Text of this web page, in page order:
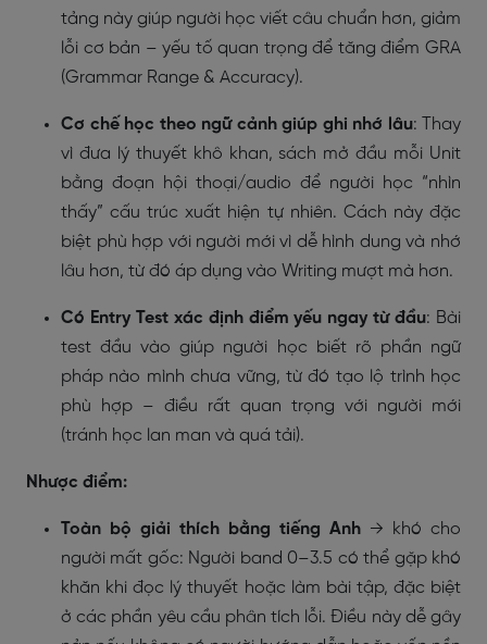
tảng này giúp người học viết câu chuẩn hơn, giảm
lỗi cơ bản – yếu tố quan trọng để tăng điểm GRA
(Grammar Range & Accuracy).
Cơ chế học theo ngữ cảnh giúp ghi nhớ lâu: Thay
vì đưa lý thuyết khô khan, sách mở đầu mỗi Unit
bằng đoạn hội thoại/audio để người học “nhìn
thấy” cấu trúc xuất hiện tự nhiên. Cách này đặc
biệt phù hợp với người mới vì dễ hình dung và nhớ
lâu hơn, từ đó áp dụng vào Writing mượt mà hơn.
Có Entry Test xác định điểm yếu ngay từ đầu: Bài
test đầu vào giúp người học biết rõ phần ngữ
pháp nào mình chưa vững, từ đó tạo lộ trình học
phù hợp – điều rất quan trọng với người mới
(tránh học lan man và quá tải).
Nhược điểm:
Toàn bộ giải thích bằng tiếng Anh → khó cho
người mất gốc: Người band 0–3.5 có thể gặp khó
khăn khi đọc lý thuyết hoặc làm bài tập, đặc biệt
ở các phần yêu cầu phân tích lỗi. Điều này dễ gây